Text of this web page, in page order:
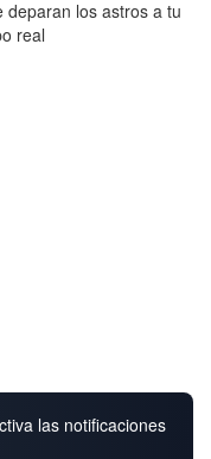
las notificaciones